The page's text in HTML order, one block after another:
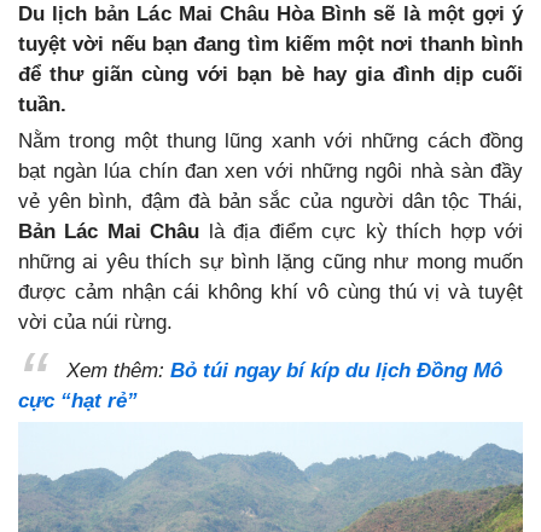
Du lịch bản Lác Mai Châu Hòa Bình sẽ là một gợi ý
tuyệt vời nếu bạn đang tìm kiếm một nơi thanh bình
để thư giãn cùng với bạn bè hay gia đình dịp cuối
tuần.
Nằm trong một thung lũng xanh với những cách đồng
bạt ngàn lúa chín đan xen với những ngôi nhà sàn đầy
vẻ yên bình, đậm đà bản sắc của người dân tộc Thái,
Bản Lác Mai Châu là địa điểm cực kỳ thích hợp với
những ai yêu thích sự bình lặng cũng như mong muốn
được cảm nhận cái không khí vô cùng thú vị và tuyệt
vời của núi rừng.
Xem thêm: Bỏ túi ngay bí kíp du lịch Đồng Mô
cực “hạt rẻ”